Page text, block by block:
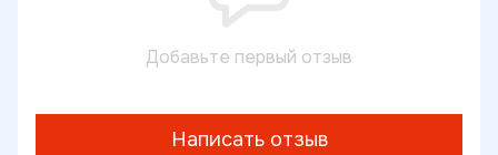
Добавьте первый отзыв
Написать отзыв